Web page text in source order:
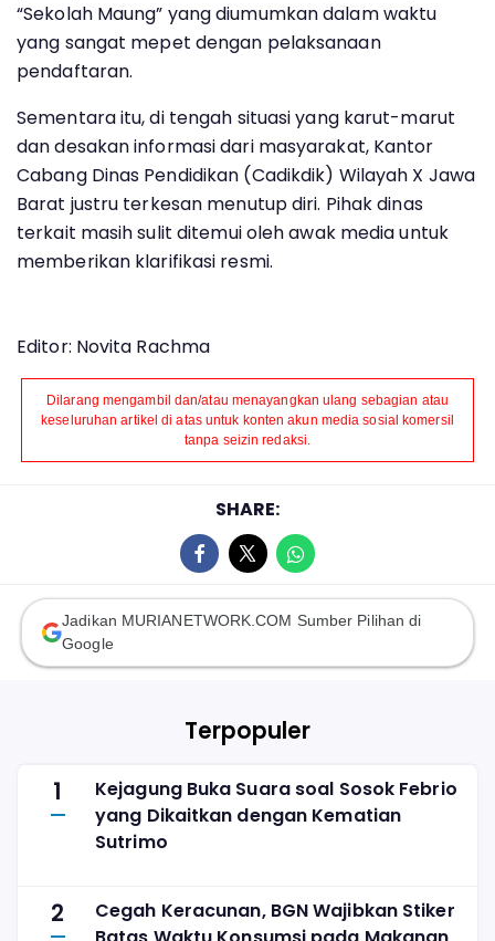
“Sekolah Maung” yang diumumkan dalam waktu
yang sangat mepet dengan pelaksanaan
pendaftaran.
Sementara itu, di tengah situasi yang karut-marut
dan desakan informasi dari masyarakat, Kantor
Cabang Dinas Pendidikan (Cadikdik) Wilayah X Jawa
Barat justru terkesan menutup diri. Pihak dinas
terkait masih sulit ditemui oleh awak media untuk
memberikan klarifikasi resmi.
Editor: Novita Rachma
Dilarang mengambil dan/atau menayangkan ulang sebagian atau
keseluruhan artikel di atas untuk konten akun media sosial komersil
tanpa seizin redaksi.
SHARE:
Jadikan MURIANETWORK.COM Sumber Pilihan di
Google
Terpopuler
1
Kejagung Buka Suara soal Sosok Febrio
yang Dikaitkan dengan Kematian
Sutrimo
2
Cegah Keracunan, BGN Wajibkan Stiker